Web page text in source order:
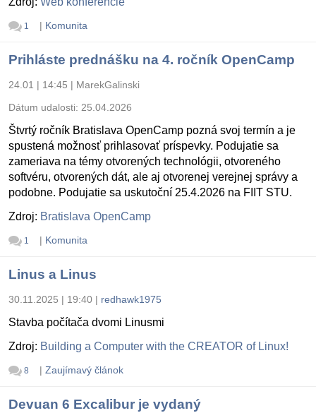
1 | Komunita
Prihláste prednášku na 4. ročník OpenCamp
24.01 | 14:45 | MarekGalinski
Dátum udalosti: 25.04.2026
Štvrtý ročník Bratislava OpenCamp pozná svoj termín a je
spustená možnosť prihlasovať príspevky. Podujatie sa
zameriava na témy otvorených technológii, otvoreného
softvéru, otvorených dát, ale aj otvorenej verejnej správy a
podobne. Podujatie sa uskutoční 25.4.2026 na FIIT STU.
Zdroj: Bratislava OpenCamp
1 | Komunita
Linus a Linus
30.11.2025 | 19:40 | redhawk1975
Stavba počítača dvomi Linusmi
Zdroj: Building a Computer with the CREATOR of Linux!
8 | Zaujímavý článok
Devuan 6 Excalibur je vydaný